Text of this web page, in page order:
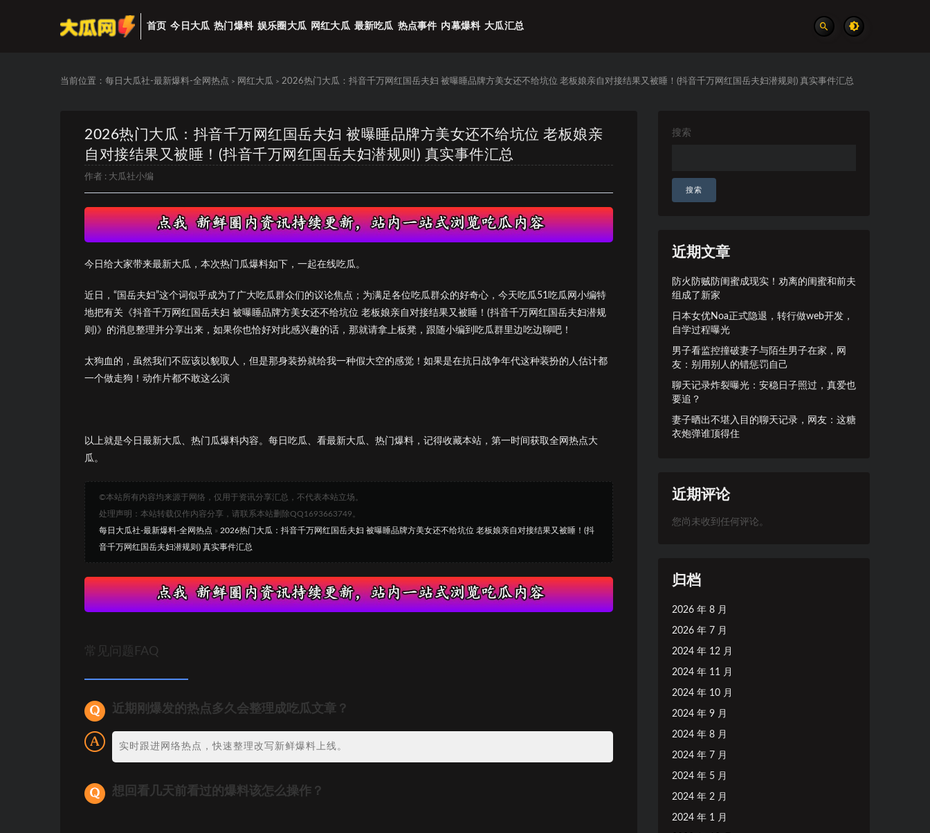
首页 今日大瓜 热门爆料 娱乐圈大瓜 网红大瓜 最新吃瓜 热点事件 内幕爆料 大瓜汇总
当前位置： 每日大瓜社-最新爆料-全网热点 > 网红大瓜 > 2026热门大瓜：抖音千万网红国岳夫妇 被曝睡品牌方美女还不给坑位 老板娘亲自对接结果又被睡！(抖音千万网红国岳夫妇潜规则) 真实事件汇总
2026热门大瓜：抖音千万网红国岳夫妇 被曝睡品牌方美女还不给坑位 老板娘亲
自对接结果又被睡！(抖音千万网红国岳夫妇潜规则) 真实事件汇总
作者 : 大瓜社小编
今日给大家带来最新大瓜，本次热门瓜爆料如下，一起在线吃瓜。
近日，“国岳夫妇”这个词似乎成为了广大吃瓜群众们的议论焦点；为满足各位吃瓜群众的好奇心，今天吃瓜51吃瓜网小编特
地把有关《抖音千万网红国岳夫妇 被曝睡品牌方美女还不给坑位 老板娘亲自对接结果又被睡！(抖音千万网红国岳夫妇潜规
则)》的消息整理并分享出来，如果你也恰好对此感兴趣的话，那就请拿上板凳，跟随小编到吃瓜群里边吃边聊吧！
太狗血的，虽然我们不应该以貌取人，但是那身装扮就给我一种假大空的感觉！如果是在抗日战争年代这种装扮的人估计都
一个做走狗！动作片都不敢这么演
以上就是今日最新大瓜、热门瓜爆料内容。每日吃瓜、看最新大瓜、热门爆料，记得收藏本站，第一时间获取全网热点大
瓜。
©本站所有内容均来源于网络，仅用于资讯分享汇总，不代表本站立场。
处理声明：本站转载仅作内容分享，请联系本站删除QQ1693663749。
每日大瓜社-最新爆料-全网热点 » 2026热门大瓜：抖音千万网红国岳夫妇 被曝睡品牌方美女还不给坑位 老板娘亲自对接结果又被睡！(抖
音千万网红国岳夫妇潜规则) 真实事件汇总
常见问题FAQ
近期刚爆发的热点多久会整理成吃瓜文章？
实时跟进网络热点，快速整理改写新鲜爆料上线。
想回看几天前看过的爆料该怎么操作？
搜索
搜索
近期文章
防火防贼防闺蜜成现实！劝离的闺蜜和前夫
组成了新家
日本女优Noa正式隐退，转行做web开发，
自学过程曝光
男子看监控撞破妻子与陌生男子在家，网
友：别用别人的错惩罚自己
聊天记录炸裂曝光：安稳日子照过，真爱也
要追？
妻子晒出不堪入目的聊天记录，网友：这糖
衣炮弹谁顶得住
近期评论
您尚未收到任何评论。
归档
2026 年 8 月
2026 年 7 月
2024 年 12 月
2024 年 11 月
2024 年 10 月
2024 年 9 月
2024 年 8 月
2024 年 7 月
2024 年 5 月
2024 年 2 月
2024 年 1 月